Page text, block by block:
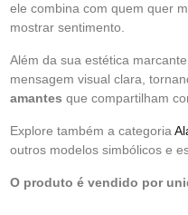
ele combina com quem quer
mostrar sentimento.
Além da sua estética
mensagem visual clara,
amantes que compartilham
Explore também a categoria
outros modelos simbólicos e
O produto é vendido por